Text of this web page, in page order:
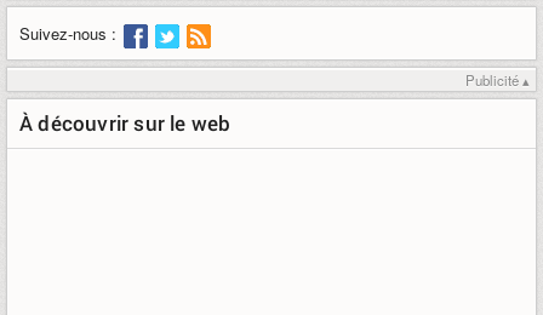
Suivez-nous :
Publicité ▴
À découvrir sur le web